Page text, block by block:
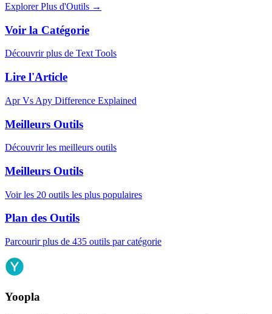
Explorer Plus d'Outils →
Voir la Catégorie
Découvrir plus de Text Tools
Lire l'Article
Apr Vs Apy Difference Explained
Meilleurs Outils
Découvrir les meilleurs outils
Meilleurs Outils
Voir les 20 outils les plus populaires
Plan des Outils
Parcourir plus de 435 outils par catégorie
Yoopla